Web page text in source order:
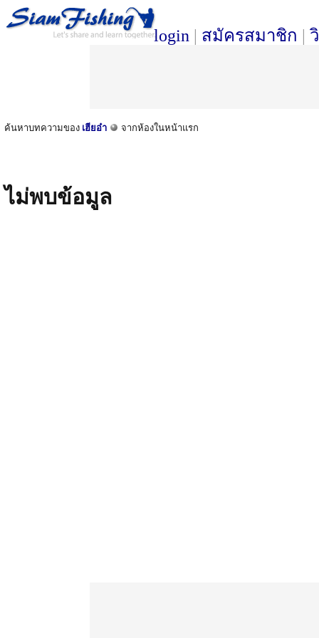
login | สมัครสมาชิก |
ค้นหาบทความของ เฮียอ๋า จากห้องในหน้าแรก
ไม่พบข้อมูล